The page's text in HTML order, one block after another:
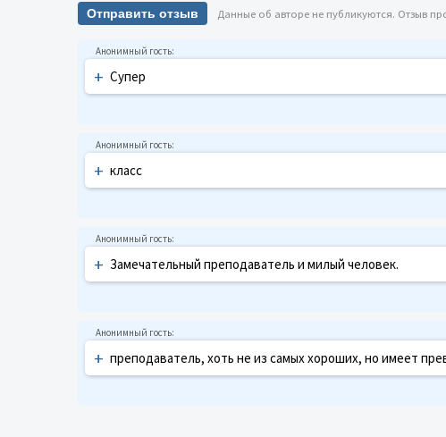
Отправить отзыв Данные об авторе не публикуются. Отзыв
+ Супер
+ класс
+ Замечательный преподаватель и милый человек.
+ преподаватель, хоть не из самых хороших, но имеет